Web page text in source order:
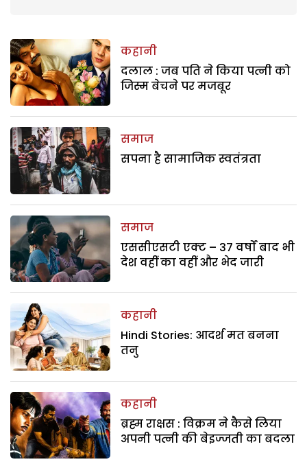
कहानी
दलाल : जब पति ने किया पत्नी को
जिस्म बेचने पर मजबूर
समाज
सपना है सामाजिक स्वतंत्रता
समाज
एससीएसटी एक्ट – 37 वर्षों बाद भी
देश वहीं का वहीं और भेद जारी
कहानी
Hindi Stories: आदर्श मत बनना
तनु
कहानी
ब्रह्म राक्षस : विक्रम ने कैसे लिया
अपनी पत्नी की बेइज्जती का बदला